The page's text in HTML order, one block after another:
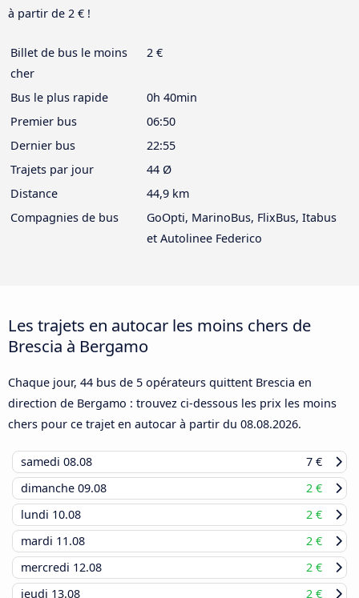
à partir de 2 € !
Billet de bus le moins
cher
2 €
Bus le plus rapide
0h 40min
Premier bus
06:50
Dernier bus
22:55
Trajets par jour
44 Ø
Distance
44,9 km
Compagnies de bus
GoOpti, MarinoBus, FlixBus, Itabus
et Autolinee Federico
Les trajets en autocar les moins chers de
Brescia à Bergamo
Chaque jour, 44 bus de 5 opérateurs quittent Brescia en
direction de Bergamo : trouvez ci-dessous les prix les moins
chers pour ce trajet en autocar à partir du 08.08.2026.
samedi 08.08
7 €
dimanche 09.08
2 €
lundi 10.08
2 €
mardi 11.08
2 €
mercredi 12.08
2 €
jeudi 13.08
2 €